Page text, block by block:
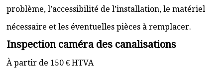
problème, l’accessibilité de l’installation, le matériel
nécessaire et les éventuelles pièces à remplacer.
Inspection caméra des canalisations
À partir de 150 € HTVA